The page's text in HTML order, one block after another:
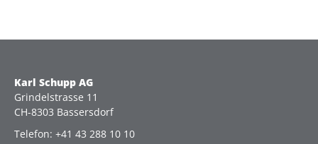
Karl Schupp AG
Grindelstrasse 11
CH-8303 Bassersdorf
Telefon: +41 43 288 10 10